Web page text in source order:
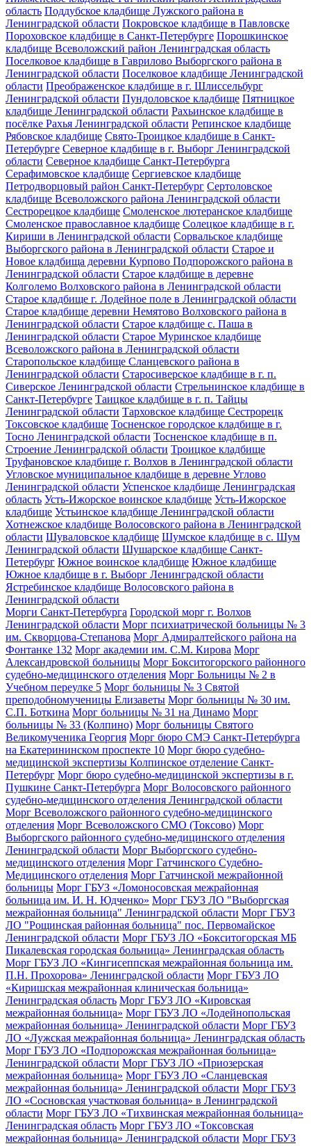
область Поддубское кладбище Лужского района в
Ленинградской области Покровское кладбище в Павловске
Пороховское кладбище в Санкт-Петербурге Порошкинское
кладбище Всеволожский район Ленинградская область
Поселковое кладбище в Гаврилово Выборгского района в
Ленинградской области Поселковое кладбище Ленинградской
области Преображенское кладбище в г. Шлиссельбург
Ленинградской области Пундоловское кладбище Пятницкое
кладбище Ленинградской области Рахьинское кладбище в
посёлке Рахья Ленинградской области Репинское кладбище
Рябовское кладбище Свято-Троицкое кладбище в Санкт-
Петербурге Северное кладбище в г. Выборг Ленинградской
области Северное кладбище Санкт-Петербурга
Серафимовское кладбище Сергиевское кладбище
Петродворцовый район Санкт-Петербург Сертоловское
кладбище Всеволожского района Ленинградской области
Сестрорецкое кладбище Смоленское лютеранское кладбище
Смоленское православное кладбище Солецкое кладбище в г.
Кириши в Ленинградской области Сорвальское кладбище
Выборгского района в Ленинградской области Старое и
Новое кладбища деревни Курпово Подпорожского района в
Ленинградской области Старое кладбище в деревне
Колголемо Волховского района в Ленинградской области
Старое кладбище г. Лодейное поле в Ленинградской области
Старое кладбище деревни Немятово Волховского района в
Ленинградской области Старое кладбище с. Паша в
Ленинградской области Старое Муринское кладбище
Всеволожского района в Ленинградской области
Старопольское кладбище Сланцевского района в
Ленинградской области Старосиверское кладбище в г. п.
Сиверское Ленинградской области Стрельнинское кладбище в
Санкт-Петербурге Таицкое кладбище в г. п. Тайцы
Ленинградской области Тарховское кладбище Сестрорецк
Токсовское кладбище Тосненское городское кладбище в г.
Тосно Ленинградской области Тосненское кладбище в п.
Строение Ленинградской области Троицкое кладбище
Труфановское кладбище г. Волхов в Ленинградской области
Угловское муниципальное кладбище в деревне Углово
Ленинградской области Успенское кладбище Ленинградская
область Усть-Ижорское воинское кладбище Усть-Ижорское
кладбище Устьинское кладбище Ленинградской области
Хотнежское кладбище Волосовского района в Ленинградской
области Шуваловское кладбище Шумское кладбище в с. Шум
Ленинградской области Шушарское кладбище Санкт-
Петербург Южное воинское кладбище Южное кладбище
Южное кладбище в г. Выборг Ленинградской области
Ястребинское кладбище Волосовского района в
Ленинградской области
Морги Санкт-Петербурга Городской морг г. Волхов
Ленинградской области Морг психиатрической больницы № 3
им. Скворцова-Степанова Морг Адмиралтейского района на
Фонтанке 132 Морг академии им. С.М. Кирова Морг
Александровской больницы Морг Бокситогорского районного
судебно-медицинского отделения Морг Больницы № 2 в
Учебном переулке 5 Морг больницы № 3 Святой
преподобномученицы Елизаветы Морг больницы № 30 им.
С.П. Боткина Морг больницы № 31 на Динамо Морг
больницы № 33 (Колпино) Морг больницы Святого
Великомученика Георгия Морг бюро СМЭ Санкт-Петербурга
на Екатерининском проспекте 10 Морг бюро судебно-
медицинской экспертизы Колпинское отделение Санкт-
Петербург Морг бюро судебно-медицинской экспертизы в г.
Пушкине Санкт-Петербурга Морг Волосовского районного
судебно-медицинского отделения Ленинградской области
Морг Всеволожского районного судебно-медицинского
отделения Морг Всеволожского СМО (Токсово) Морг
Выборгского районного судебно-медицинского отделения
Ленинградской области Морг Выборгского судебно-
медицинского отделения Морг Гатчинского Судебно-
Медицинского отделения Морг Гатчинской межрайонной
больницы Морг ГБУЗ «Ломоносовская межрайонная
больница им. И. Н. Юдченко» Морг ГБУЗ ЛО "Выборгская
межрайонная больница" Ленинградской области Морг ГБУЗ
ЛО "Рощинская районная больница" пос. Первомайское
Ленинградской области Морг ГБУЗ ЛО «Бокситогорская МБ
Пикалевская городская больница» Ленинградская область
Морг ГБУЗ ЛО «Кингисеппская межрайонная больница им.
П.Н. Прохорова» Ленинградской области Морг ГБУЗ ЛО
«Киришская межрайонная клиническая больница»
Ленинградская область Морг ГБУЗ ЛО «Кировская
межрайонная больница» Морг ГБУЗ ЛО «Лодейнопольская
межрайонная больница» Ленинградской области Морг ГБУЗ
ЛО «Лужская межрайонная больница» Ленинградская область
Морг ГБУЗ ЛО «Подпорожская межрайонная больница»
Ленинградской области Морг ГБУЗ ЛО «Приозерская
межрайонная больница» Морг ГБУЗ ЛО «Сланцевская
межрайонная больница» Ленинградской области Морг ГБУЗ
ЛО «Сосновская участковая больница» в Ленинградской
области Морг ГБУЗ ЛО «Тихвинская межрайонная больница»
Ленинградская область Морг ГБУЗ ЛО «Токсовская
межрайонная больница» Ленинградской области Морг ГБУЗ